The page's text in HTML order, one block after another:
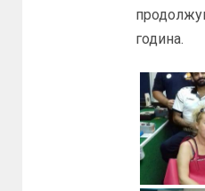
година.